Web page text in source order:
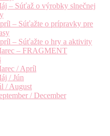
– Súťaž o výrobky slnečnej
– Súťažte o prípravky pre
– Súťažte o hry a aktivity
– FRAGMENT
/ Apríl
/ Jún
/ August
/ December